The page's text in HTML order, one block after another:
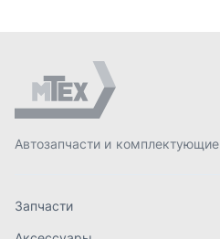
Масла и автохимия
Спецпредложения
Доставка и оплата